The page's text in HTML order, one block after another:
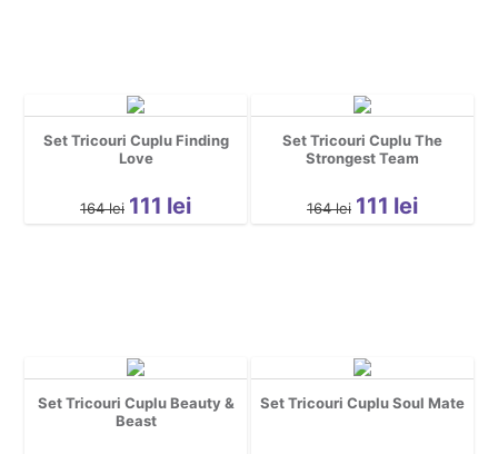
Set Tricouri Cuplu Finding
Love
164 lei 111 lei
Set Tricouri Cuplu The
Strongest Team
164 lei 111 lei
Set Tricouri Cuplu Beauty &
Beast
Set Tricouri Cuplu Soul Mate